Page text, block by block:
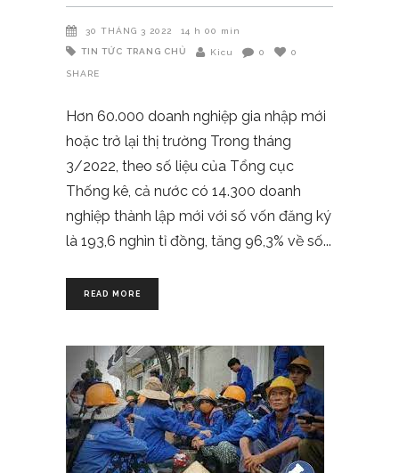
30 THÁNG 3 2022 14 h 00 min
TIN TỨC TRANG CHỦ Kicu 0 0
SHARE
Hơn 60.000 doanh nghiệp gia nhập mới
hoặc trở lại thị trường Trong tháng
3/2022, theo số liệu của Tổng cục
Thống kê, cả nước có 14.300 doanh
nghiệp thành lập mới với số vốn đăng ký
là 193,6 nghìn tỉ đồng, tăng 96,3% về số
READ MORE